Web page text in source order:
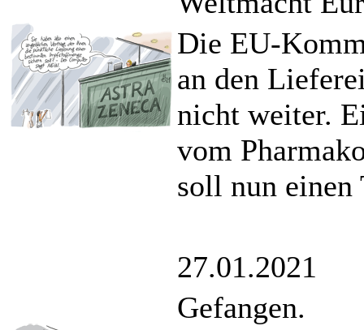
Die EU-
an den
nicht weiter.
vom
soll nun einen
27.01.2021
Gefangen.